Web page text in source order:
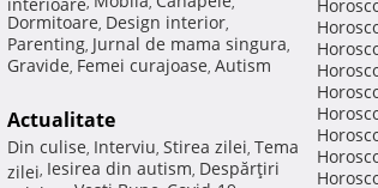
Dormitoare, Design interior,
Parenting, Jurnal de mama singura,
Gravide, Femei curajoase, Autism
Actualitate
Din culise, Interviu, Stirea zilei, Tema
zilei, Iesirea din autism, Despărţiri